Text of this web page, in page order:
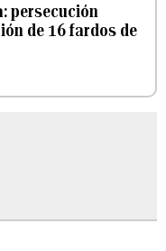
persecución
de 16 fardos de